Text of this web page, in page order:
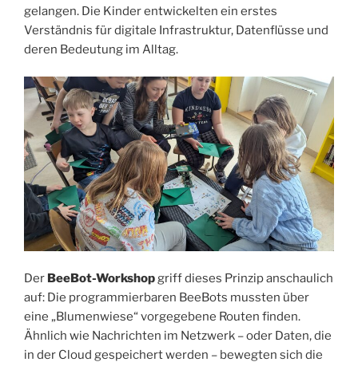
gelangen. Die Kinder entwickelten ein erstes
Verständnis für digitale Infrastruktur, Datenflüsse und
deren Bedeutung im Alltag.
Der BeeBot-Workshopgriff dieses Prinzip anschaulich
auf: Die programmierbaren BeeBots mussten über
eine „Blumenwiese“ vorgegebene Routen finden.
Ähnlich wie Nachrichten im Netzwerk – oder Daten, die
in der Cloud gespeichert werden – bewegten sich die